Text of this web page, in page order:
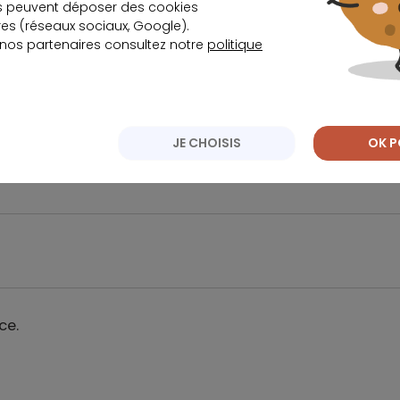
mise à jour toutes les semaines. L'assurance emprunteur
peuvent déposer des cookies
(réseaux sociaux, Google).
partenaires consultez notre politique
JE CHOISIS OK